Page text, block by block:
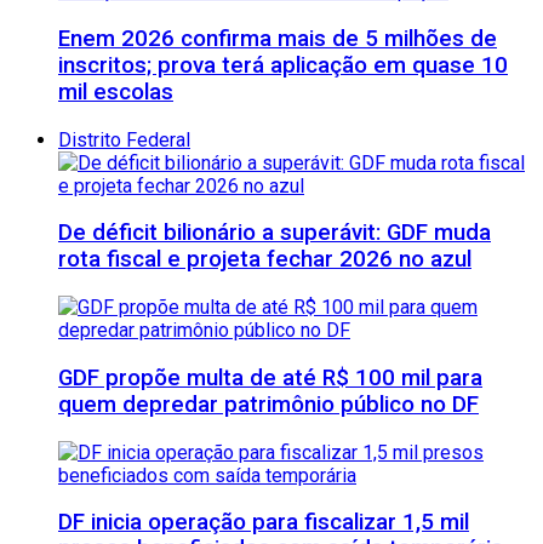
Enem 2026 confirma mais de 5 milhões de
inscritos; prova terá aplicação em quase 10
mil escolas
Distrito Federal
De déficit bilionário a superávit: GDF muda
rota fiscal e projeta fechar 2026 no azul
GDF propõe multa de até R$ 100 mil para
quem depredar patrimônio público no DF
DF inicia operação para fiscalizar 1,5 mil